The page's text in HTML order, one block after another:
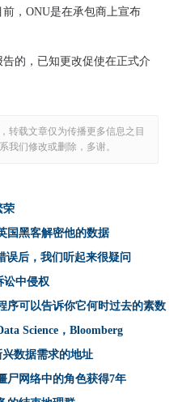
，ONU是在承包商上宣布
的，已知更改促使在正式介
转载文章仅为传播更多信息之目
我们修改或删除，多谢。
荣
国黑客解密他的数据
误后，我们听起来很疑问
讼中侵权
序可以告诉你它何时过去的素数
Science，Bloomberg
数据需求的地址
尸网络中的角色获得7年